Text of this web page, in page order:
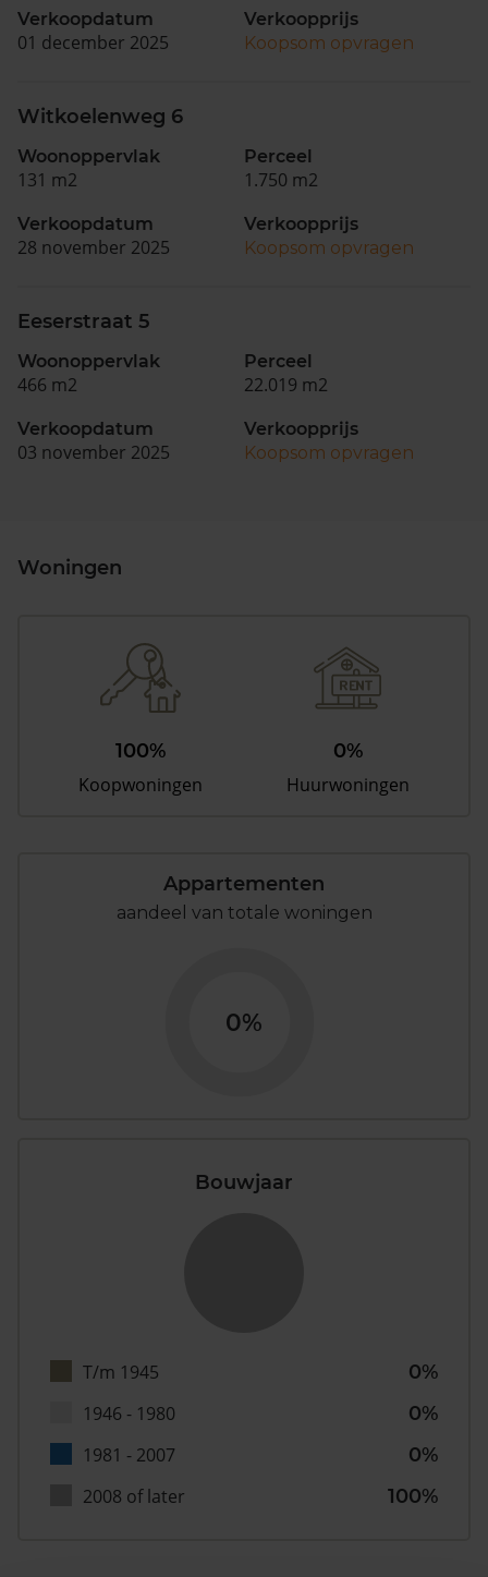
Verkoopdatum
01 december 2025
Verkoopprijs
Koopsom opvragen
Witkoelenweg 6
Woonoppervlak
131 m2
Perceel
1.750 m2
Verkoopdatum
28 november 2025
Verkoopprijs
Koopsom opvragen
Eeserstraat 5
Woonoppervlak
466 m2
Perceel
22.019 m2
Verkoopdatum
03 november 2025
Verkoopprijs
Koopsom opvragen
Woningen
100%
Koopwoningen
0%
Huurwoningen
Appartementen
aandeel van totale woningen
0%
Bouwjaar
T/m 1945
0%
1946 - 1980
0%
1981 - 2007
0%
2008 of later
100%